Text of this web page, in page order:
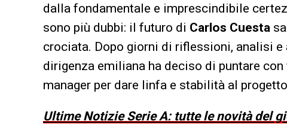
dalla fondamentale e imprescindibile
sono più dubbi: il futuro di Carlos Cuesta
crociata. Dopo giorni di riflessioni, analisi
dirigenza emiliana ha deciso di puntare
manager per dare linfa e stabilità al
Ultime Notizie Serie A: tutte le novità del